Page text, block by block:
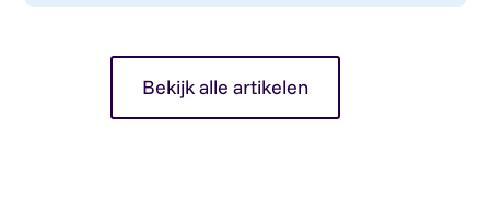
Bekijk alle artikelen